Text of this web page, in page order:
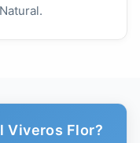
Viveros Flor?